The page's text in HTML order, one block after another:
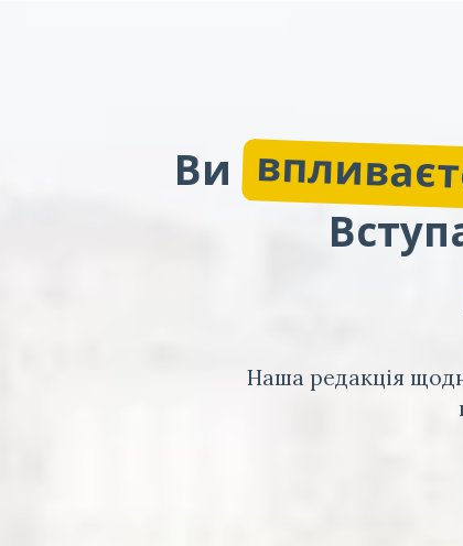
Ви
Наша редакція